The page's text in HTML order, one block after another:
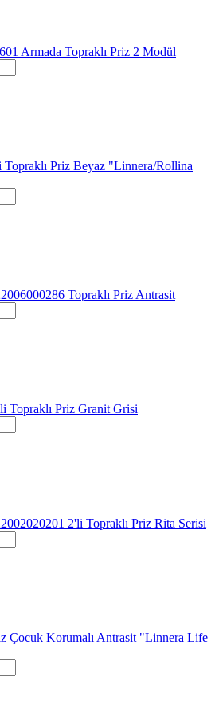
Armada Topraklı Priz 2 Modül
Priz Beyaz "Linnera/Rollina
Topraklı Priz Antrasit
Topraklı Priz Granit Grisi
2'li Topraklı Priz Rita Serisi
Çocuk Korumalı Antrasit "Linnera Life